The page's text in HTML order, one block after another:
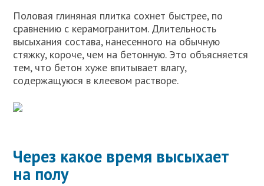
Половая глиняная плитка сохнет быстрее, по
сравнению с керамогранитом. Длительность
высыхания состава, нанесенного на обычную
стяжку, короче, чем на бетонную. Это объясняется
тем, что бетон хуже впитывает влагу,
содержащуюся в клеевом растворе.
Через какое время высыхает
на полу